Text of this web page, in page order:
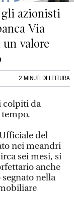
gli azionisti
Via
valore
2 MINUTI DI LETTURA
colpiti da
del
nei meandri
sei mesi, si
anche
nella